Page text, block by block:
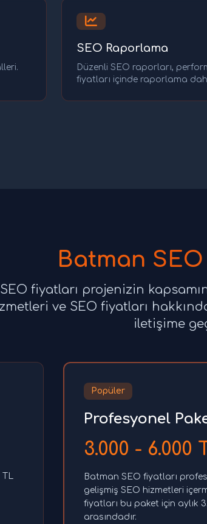
SEO Raporlama
Düzenli SEO raporları,
fiyatları içinde raporlama
Batman
fiyatları projenizin
ve SEO fiyatları
iletişime
TL
Popüler
Profesyonel
3.000 - 6.000
Batman SEO fiyatları
gelişmiş SEO hizmetleri
fiyatları bu paket için aylık
arasındadır.